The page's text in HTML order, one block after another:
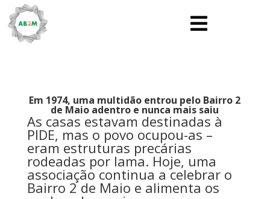

Em 1974, uma multidão entrou pelo Bairro 2
de Maio adentro e nunca mais saiu
As casas estavam destinadas à
PIDE, mas o povo ocupou-as –
eram estruturas precárias
rodeadas por lama. Hoje, uma
associação continua a celebrar o
Bairro 2 de Maio e alimenta os